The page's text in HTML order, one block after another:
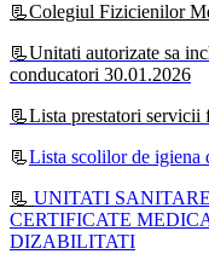
📃Colegiul Fizicienilor
📃Unitati autorizate sa
conducatori 30.01.2026
📃Lista prestatori servicii
📃Lista scolilor de igiena
📃 UNITATI
CERTIFICATE
DIZABILITATI